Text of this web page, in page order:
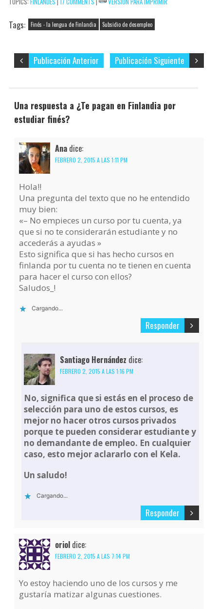
electrónico…
Tags: Finés - la lengua de Finlandia Subsidio de desempleo
Publicación Siguiente
Publicación Anterior
Una respuesta a ¿Te pagan en Finlandia por
estudiar finés?
Ana dice:
FEBRERO 2, 2015 A LAS 1:11 PM
Hola!!
Una pregunta del texto que no he entendido
muy bien:
«– No empieces un curso por tu cuenta, ya
que si no te considerarán estudiante y no
accederás a ayudas »
Esto significa que si has hecho cursos en
finlanda por tu cuenta no te tienen en cuenta
para hacer el curso con ellos?
Saludos_!
Cargando...
Responder
Santiago Hernández dice:
FEBRERO 2, 2015 A LAS 1:16 PM
No, significa que si estás en el proceso de
selección para uno de estos cursos, es
mejor no hacer otros cursos privados
porque te pueden considerar estudiante y
no demandante de empleo. En cualquier
caso, esto mejor aclararlo con el Kela.
Un saludo!
Cargando...
Responder
oriol dice:
FEBRERO 2, 2015 A LAS 7:14 PM
Yo estoy haciendo uno de los cursos y me
gustaría matizar algunas cuestiones.